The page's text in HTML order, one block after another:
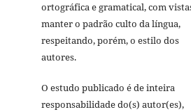
ortográfica e gramatical, com
manter o padrão culto da língua,
respeitando, porém, o estilo dos
autores.
O estudo publicado é de inteira
responsabilidade do(s) autor(es),